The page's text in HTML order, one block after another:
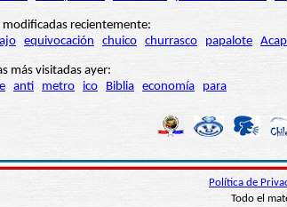
modificadas recientemente:
equivocación chuico churrasco papalote
más visitadas ayer:
anti metro ico Biblia economía para
Política de
Todo el